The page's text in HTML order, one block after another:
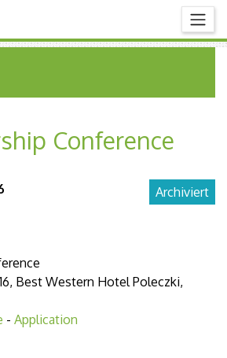
Conference
Archiviert
Best Western Hotel Poleczki,
- Application